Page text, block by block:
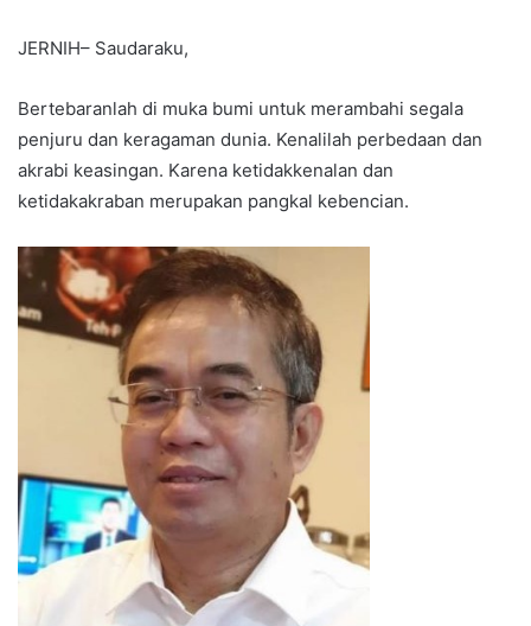
JERNIH– Saudaraku,
Bertebaranlah di muka bumi untuk merambahi segala
penjuru dan keragaman dunia. Kenalilah perbedaan dan
akrabi keasingan. Karena ketidakkenalan dan
ketidakakraban merupakan pangkal kebencian.